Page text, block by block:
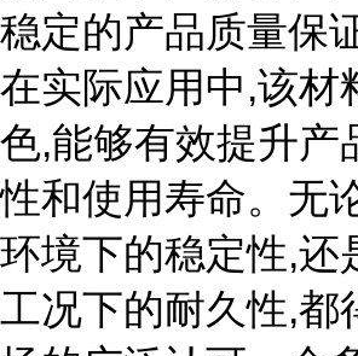
稳定的产品质量保
在实际应用中,该材
色,能够有效提升产
性和使用寿命。无
环境下的稳定性,还
工况下的耐久性,都